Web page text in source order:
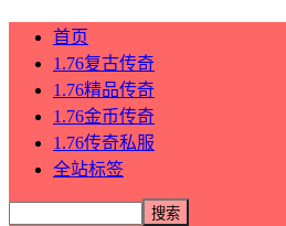
首页
1.76复古传奇
1.76精品传奇
1.76金币传奇
1.76传奇私服
全站标签